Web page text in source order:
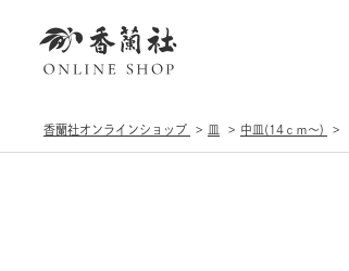
香蘭社オンラインショップ 皿 中皿(14ｃｍ〜)